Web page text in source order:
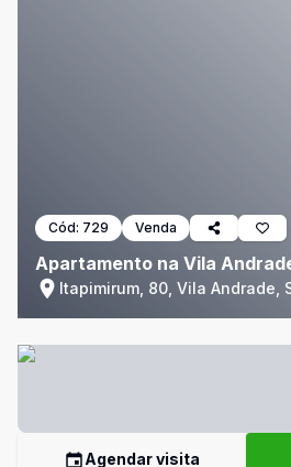
Cód: 729 Venda
Apartamento na Vila
Itapimirum, 80, Vila Andrade,
Agendar visita